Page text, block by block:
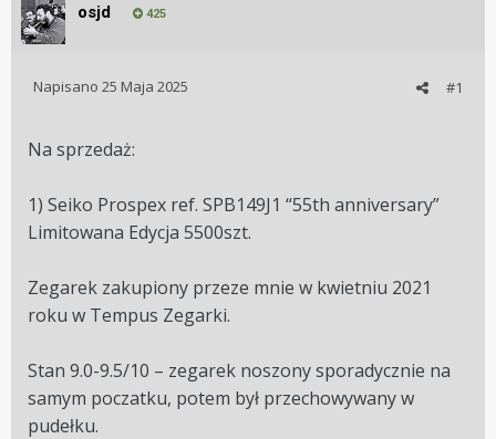
osjd 425
#1
Napisano 25 Maja 2025
Na sprzedaż:
1) Seiko Prospex ref. SPB149J1 “55th anniversary”
Limitowana Edycja 5500szt.
Zegarek zakupiony przeze mnie w kwietniu 2021
roku w Tempus Zegarki.
Stan 9.0-9.5/10 – zegarek noszony sporadycznie na
samym poczatku, potem był przechowywany w
pudełku.